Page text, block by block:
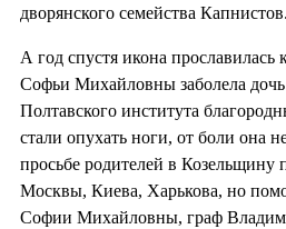
дворянского семейства Капнистов.
А год спустя икона прославилась
Софьи Михайловны заболела
Полтавского института
стали опухать ноги, от боли она
просьбе родителей в Козельщину
Москвы, Киева, Харькова, но
Софии Михайловны, граф